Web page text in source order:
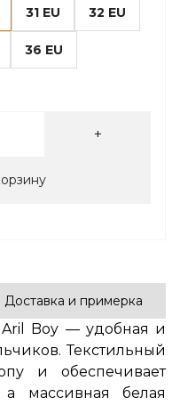
31 EU 32 EU
36 EU
+
Доставка и примерка
Boy — удобная и
Текстильный
и обеспечивает
массивная белая